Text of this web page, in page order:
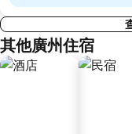
其他廣州住宿